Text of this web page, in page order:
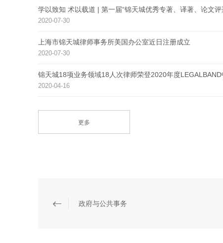
学以致知 术以载道 | 第一届“锦天城优秀专著、译著、论文
2020-07-30
上海市锦天城律师事务所美国办公室近日注册成立
2020-07-30
锦天城18项业务领域18人次律师荣登2020年度
2020-04-16
更多
政府与公共事务